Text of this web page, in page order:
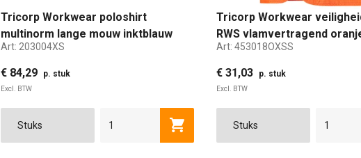
Tricorp Workwear poloshirt
multinorm lange mouw inktblauw
maat XS
Art: 203004XS
€ 84,29 p. stuk
Excl. BTW
XS M XL 2XL
Toevoegen aan winkelwagen
Tricorp Workwear
RWS vlamvertragend
XS/S
Art: 453018OXSS
€ 31,03 p. stuk
Excl. BTW